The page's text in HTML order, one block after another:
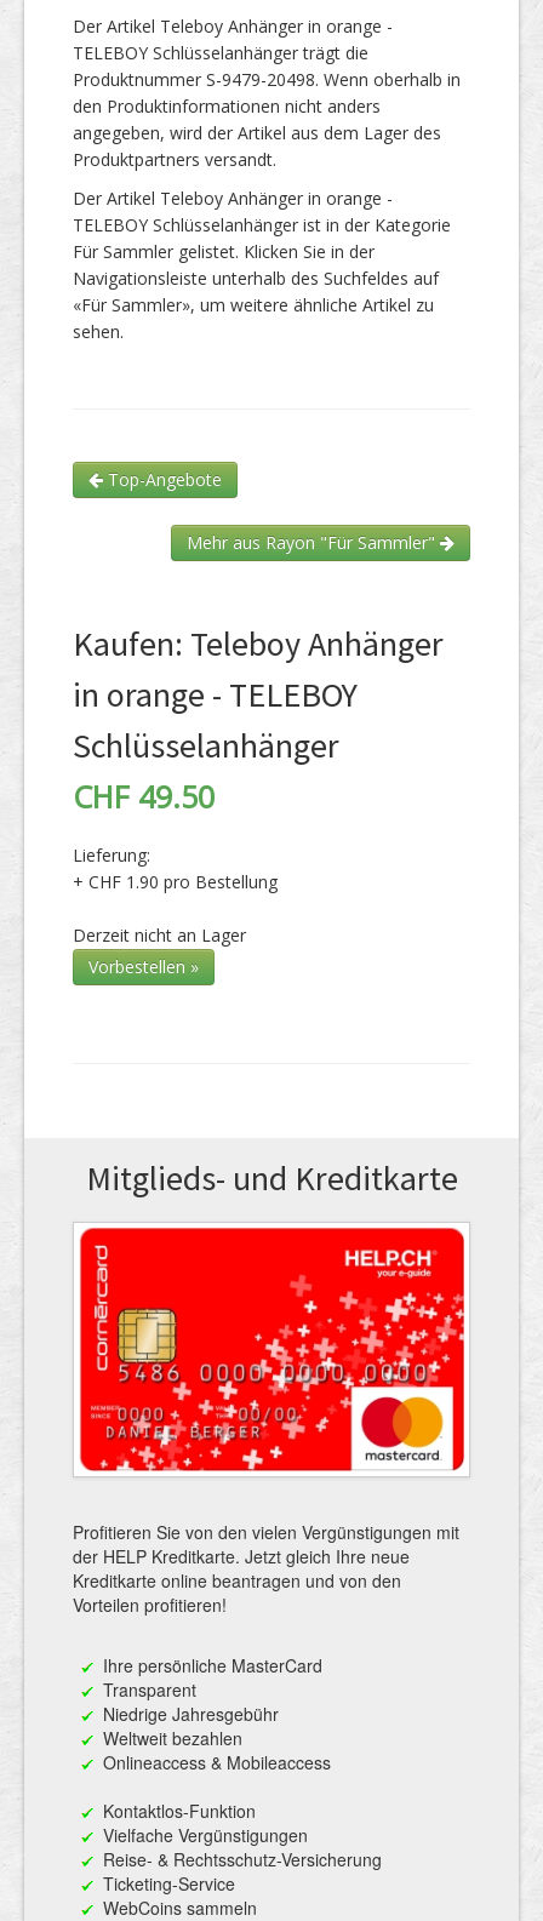
Der Artikel Teleboy Anhänger in orange -
TELEBOY Schlüsselanhänger trägt die
Produktnummer S-9479-20498. Wenn oberhalb in
den Produktinformationen nicht anders
angegeben, wird der Artikel aus dem Lager des
Produktpartners versandt.
Der Artikel Teleboy Anhänger in orange -
TELEBOY Schlüsselanhänger ist in der Kategorie
Für Sammler gelistet. Klicken Sie in der
Navigationsleiste unterhalb des Suchfeldes auf
«Für Sammler», um weitere ähnliche Artikel zu
sehen.
Top-Angebote
Mehr aus Rayon "Für Sammler"
Kaufen: Teleboy Anhänger
in orange - TELEBOY
Schlüsselanhänger
CHF 49.50
Lieferung:
+ CHF 1.90 pro Bestellung
Derzeit nicht an Lager
Vorbestellen »
Mitglieds- und Kreditkarte
Profitieren Sie von den vielen Vergünstigungen mit
der HELP Kreditkarte. Jetzt gleich Ihre neue
Kreditkarte online beantragen und von den
Vorteilen profitieren!
Ihre persönliche MasterCard
Transparent
Niedrige Jahresgebühr
Weltweit bezahlen
Onlineaccess & Mobileaccess
Kontaktlos-Funktion
Vielfache Vergünstigungen
Reise- & Rechtsschutz-Versicherung
Ticketing-Service
WebCoins sammeln